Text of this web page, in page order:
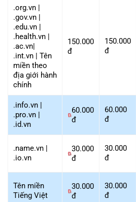
.org.vn |
.gov.vn |
.edu.vn |
.health.vn |
.ac.vn|
.int.vn | Tên
miền theo
địa giới hành
chính
150.000
đ
150.000
đ
.info.vn |
.pro.vn |
.id.vn
60.000
đ
60.000
đ
.name.vn |
.io.vn
30.000
đ
30.000
đ
Tên miền
Tiếng Việt
30.000
đ
30.000
đ